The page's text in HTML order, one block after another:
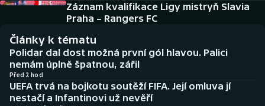
Biatlon
Boby a skeleton
Box
Historické návraty
Aplikace ČT sport
AZ kvíz
Záznam kvalifikace Ligy mistryň Slavia
Praha – Rangers FC
Články k tématu
Polidar dal dost možná první gól hlavou. Palici
nemám úplně špatnou, zářil
Před 2 hod
UEFA trvá na bojkotu soutěží FIFA. Její omluva jí
nestačí a Infantinovi už nevěří